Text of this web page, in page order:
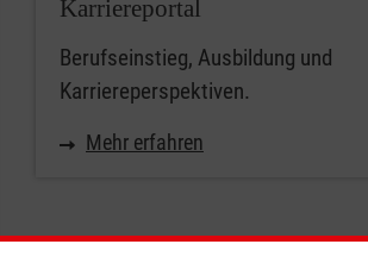
Karriereportal
Berufseinstieg, Ausbildung und
Karriereperspektiven.
Mehr erfahren